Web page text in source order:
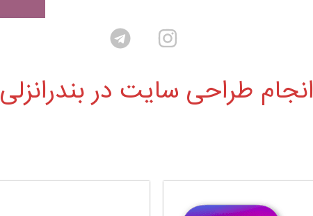
انجام طراحی سایت در بندرانزلی